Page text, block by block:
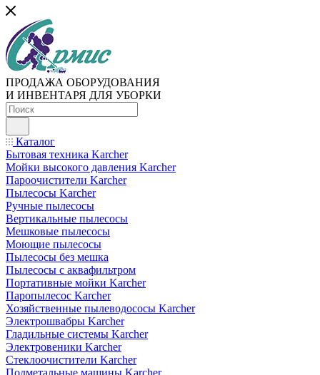
ПРОДАЖА ОБОРУДОВАНИЯ
И ИНВЕНТАРЯ ДЛЯ УБОРКИ
Каталог
Бытовая техника Karcher
Мойки высокого давления Karcher
Пароочистители Karcher
Пылесосы Karcher
Ручные пылесосы
Вертикальные пылесосы
Мешковые пылесосы
Моющие пылесосы
Пылесосы без мешка
Пылесосы с аквафильтром
Портативные мойки Karcher
Паропылесос Karcher
Хозяйственные пылеводососы Karcher
Электрошвабры Karcher
Гладильные системы Karcher
Электровеники Karcher
Стеклоочистители Karcher
Подметальные машины Karcher